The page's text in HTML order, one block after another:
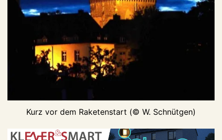
Kurz vor dem Raketenstart (© W. Schnütgen)